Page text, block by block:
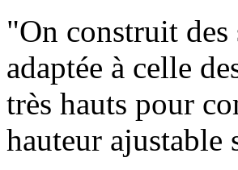
"On construit des
adaptée à celle
très hauts pour
hauteur ajustable